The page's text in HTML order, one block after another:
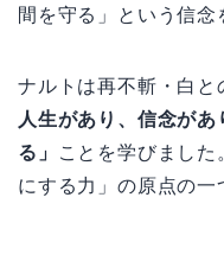
間を守る」という信念
ナルトは再不斬・白と
人生があり、信念が
る」
ことを学びまし
にする力」の原点の一